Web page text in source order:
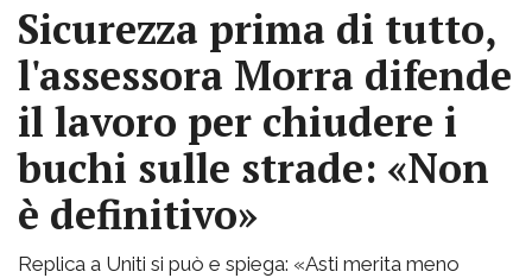
Sicurezza prima di tutto,
l'assessora Morra difende
il lavoro per chiudere i
buchi sulle strade: «Non
è definitivo»
Replica a Uniti si può e spiega: «Asti merita meno